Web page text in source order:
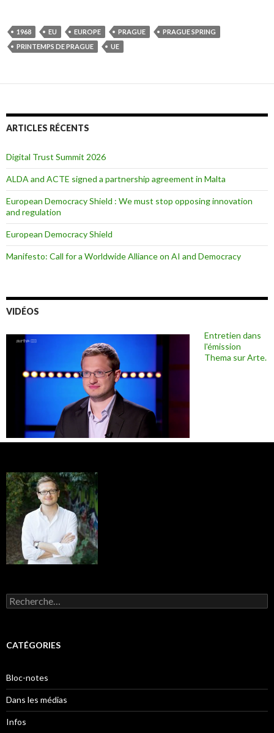
1968 EU EUROPE PRAGUE
PRAGUE SPRING
PRINTEMPS DE PRAGUE
UE
ARTICLES RÉCENTS
Digital Trust Summit 2026
ALDA and ACTE signed a partnership agreement in Malta
European Democracy Shield : We must stop opposing innovation
and regulation
European Democracy Shield
Manifesto: Call for a Worldwide Alliance on AI and Democracy
VIDÉOS
Entretien dans
l'émission
Thema sur Arte.
Rechercher :
CATÉGORIES
Bloc-notes
Dans les médias
Infos